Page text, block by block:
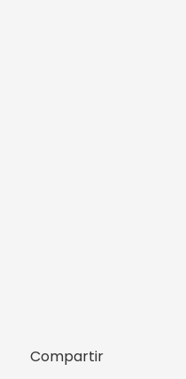
Compartir